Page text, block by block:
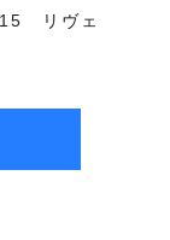
15 リヴェ